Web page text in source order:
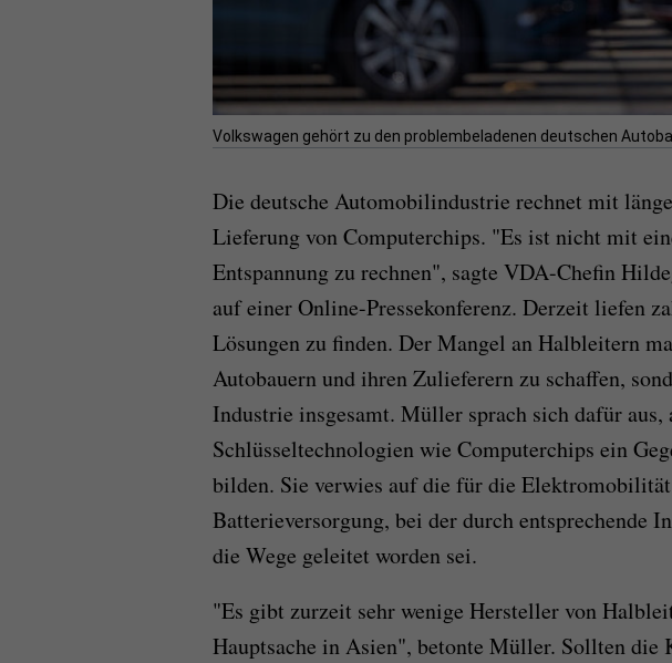
Volkswagen gehört zu den problembeladenen deutschen
Die deutsche Automobilindustrie rechnet mit
Lieferung von Computerchips. "Es ist nicht mit
Entspannung zu rechnen", sagte VDA-Chefin
auf einer Online-Pressekonferenz. Derzeit liefen
Lösungen zu finden. Der Mangel an Halbleitern
Autobauern und ihren Zulieferern zu schaffen,
Industrie insgesamt. Müller sprach sich dafür aus,
Schlüsseltechnologien wie Computerchips ein
bilden. Sie verwies auf die für die Elektromobilität
Batterieversorgung, bei der durch entsprechende
die Wege geleitet worden sei.
"Es gibt zurzeit sehr wenige Hersteller von
Hauptsache in Asien", betonte Müller. Sollten die